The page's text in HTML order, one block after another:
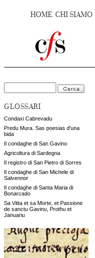
HOME CHI SIAMO
GLOSSARI
Condaxi Cabrevadu
Predu Mura. Sas poesias d'una
bida
Il condaghe di San Gavino
Agricoltura di Sardegna
Il registro di San Pietro di Sorres
Il condaghe di San Michele di
Salvennor
Il condaghe di Santa Maria di
Bonarcado
Sa Vitta et sa Morte, et Passione
de sanctu Gavinu, Prothu et
Januariu